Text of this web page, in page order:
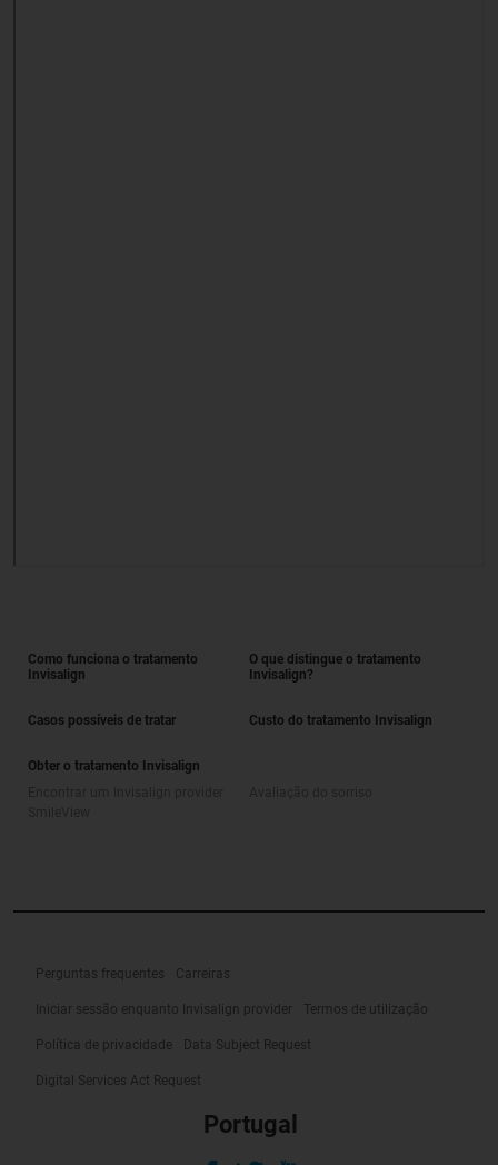
Como funciona o tratamento
Invisalign
O que distingue o tratamento
Invisalign?
Casos possíveis de tratar Custo do tratamento Invisalign
Obter o tratamento Invisalign
Perguntas frequentes Carreiras
Iniciar sessão enquanto Invisalign provider Termos de utilização
Política de privacidade Data Subject Request
Digital Services Act Request
Portugal